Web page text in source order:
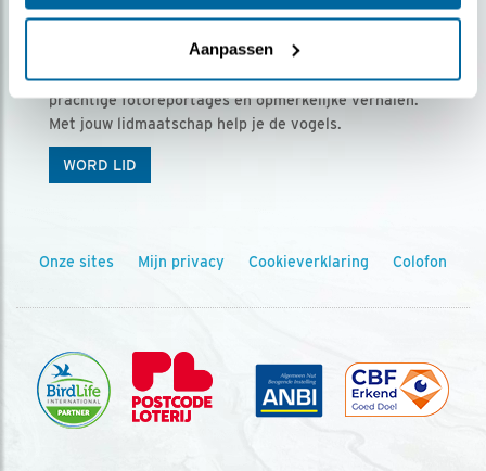
Aanpassen
Ontvang 5 x Vogels voor € 36,00 per jaar
Vogels is het tijdschrift voor onze leden, met
prachtige fotoreportages en opmerkelijke verhalen.
Met jouw lidmaatschap help je de vogels.
WORD LID
Onze sites Mijn privacy Cookieverklaring Colofon